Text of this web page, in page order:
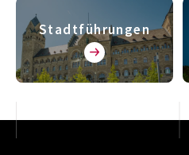
Stadtführungen